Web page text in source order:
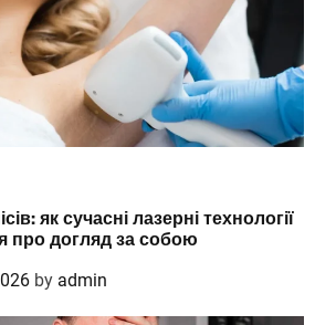
як сучасні лазерні технології
про догляд за собою
by admin